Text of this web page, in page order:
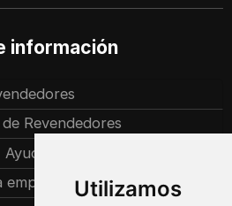
Utilizamos
información
Revendedores
Ayuda
empresa